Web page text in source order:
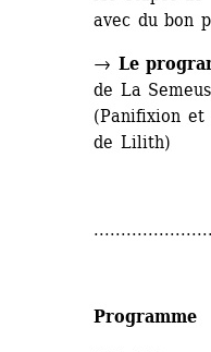
avec du bon
→ Le
de La
(Panifixion
de Lilith)
Programme